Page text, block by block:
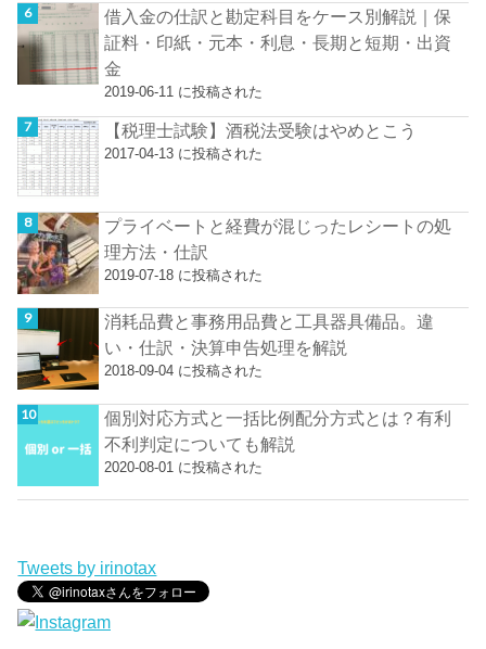
借入金の仕訳と勘定科目をケース別解説｜保
証料・印紙・元本・利息・長期と短期・出資
金
2019-06-11 に投稿された
【税理士試験】酒税法受験はやめとこう
2017-04-13 に投稿された
プライベートと経費が混じったレシートの処
理方法・仕訳
2019-07-18 に投稿された
消耗品費と事務用品費と工具器具備品。違
い・仕訳・決算申告処理を解説
2018-09-04 に投稿された
個別対応方式と一括比例配分方式とは？有利
不利判定についても解説
2020-08-01 に投稿された
Tweets by irinotax